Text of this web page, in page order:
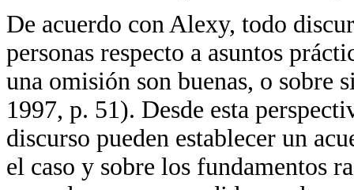
De acuerdo con Alexy, todo
personas respecto a asuntos
una omisión son buenas, o sobre
1997, p. 51). Desde esta
discurso pueden establecer un
el caso y sobre los fundamentos